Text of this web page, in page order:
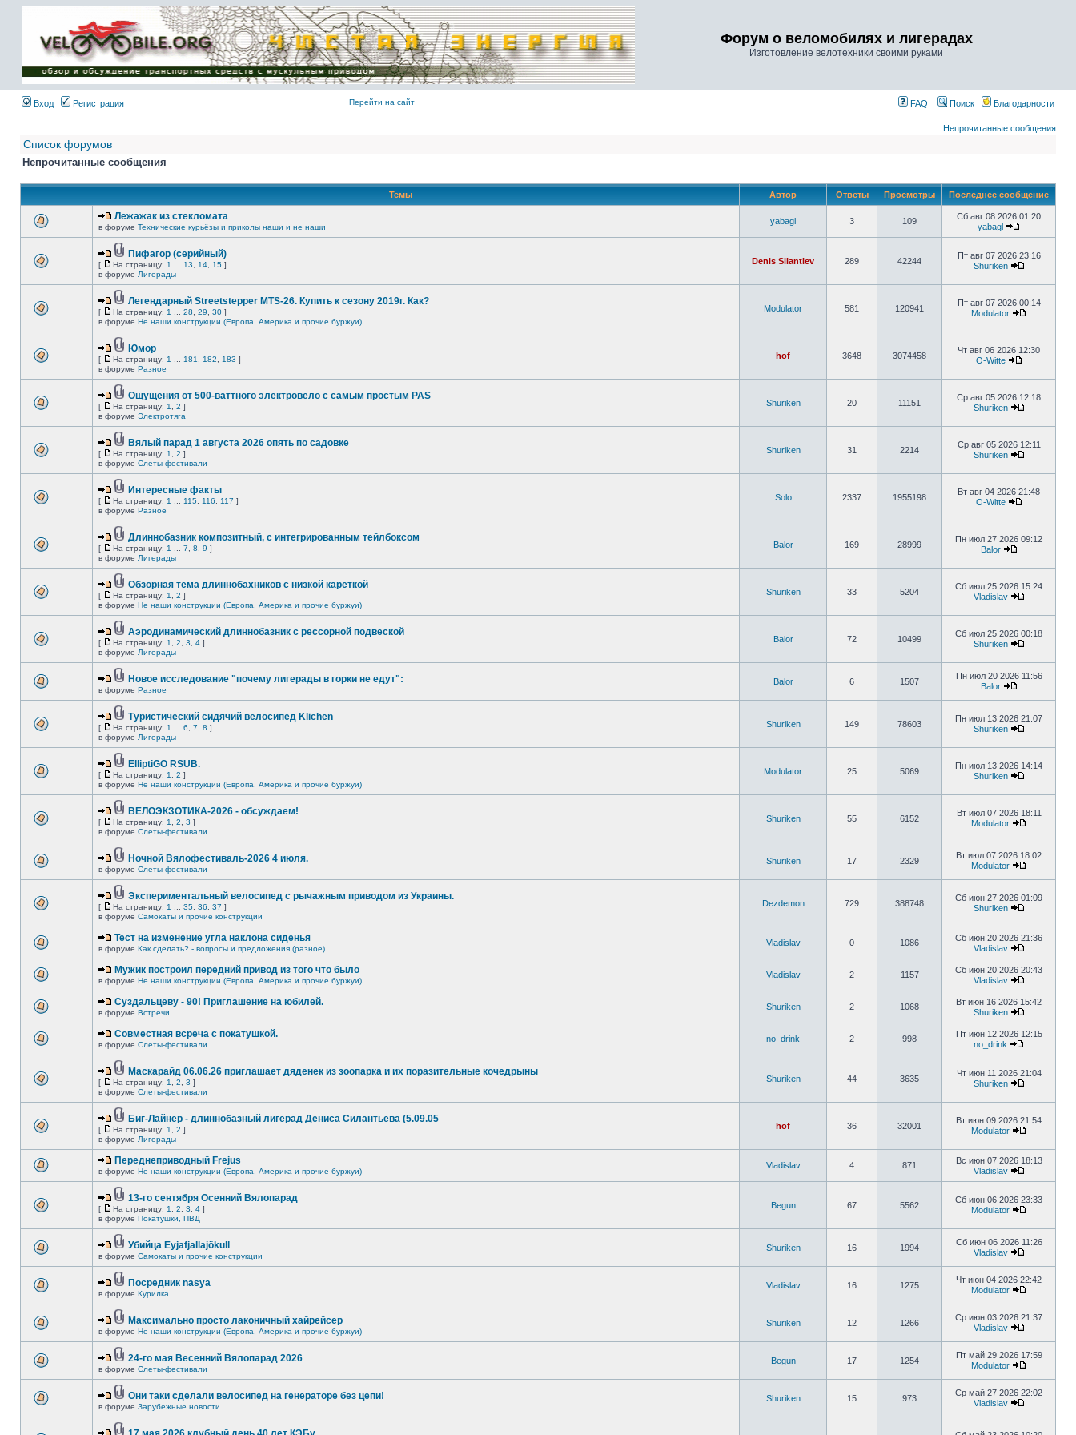
Имя пользователя:
Пароль:
{ LOG_ME_IN_SHORT
}
Форум о веломобилях и лигерадах
Изготовление велотехники своими руками
Вход Регистрация Перейти на сайт FAQ Поиск Благодарности
Непрочитанные сообщения
Список форумов
Непрочитанные сообщения
Темы Автор Ответы Просмотры Последнее сообщение
Лежажак из стекломата
в форуме Технические курьёзы и приколы наши и не наши
yabagl 3 109
Сб авг 08 2026 01:20
yabagl
Пифагор (серийный)
[ На страницу: 1 13 14 15 ]
в форуме Лигерады
Denis Silantiev 289 42244
Пт авг 07 2026 23:16
Shuriken
Легендарный Streetstepper MTS-26. Купить к сезону 2019г. Как?
[ На страницу: 1 28 29 30 ]
в форуме Не наши конструкции (Европа, Америка и прочие буржуи)
Modulator 581 120941
Пт авг 07 2026 00:14
Modulator
Юмор
[ На страницу: 1 181 182 183 ]
в форуме Разное
hof 3648 3074458
Чт авг 06 2026 12:30
O-Witte
Ощущения от 500-ваттного электровело с самым простым PAS
[ На страницу: 1 2 ]
в форуме Электротяга
Shuriken 20 11151
Ср авг 05 2026 12:18
Shuriken
Вялый парад 1 августа 2026 опять по садовке
[ На страницу: 1 2 ]
в форуме Слеты-фестивали
Shuriken 31 2214
Ср авг 05 2026 12:11
Shuriken
Интересные факты
[ На страницу: 1 115 116 117 ]
в форуме Разное
Solo 2337 1955198
Вт авг 04 2026 21:48
O-Witte
Длиннобазник композитный, с интегрированным тейлбоксом
[ На страницу: 1 7 8 9 ]
в форуме Лигерады
Balor 169 28999
Пн июл 27 2026 09:12
Balor
Обзорная тема длиннобахников с низкой кареткой
[ На страницу: 1 2 ]
в форуме Не наши конструкции (Европа, Америка и прочие буржуи)
Shuriken 33 5204
Сб июл 25 2026 15:24
Vladislav
Аэродинамический длиннобазник с рессорной подвеской
[ На страницу: 1 2 3 4 ]
в форуме Лигерады
Balor 72 10499
Сб июл 25 2026 00:18
Shuriken
Новое исследование "почему лигерады в горки не едут":
в форуме Разное
Balor 6 1507
Пн июл 20 2026 11:56
Balor
Туристический сидячий велосипед Klichen
[ На страницу: 1 6 7 8 ]
в форуме Лигерады
Shuriken 149 78603
Пн июл 13 2026 21:07
Shuriken
ElliptiGO RSUB.
[ На страницу: 1 2 ]
в форуме Не наши конструкции (Европа, Америка и прочие буржуи)
Modulator 25 5069
Пн июл 13 2026 14:14
Shuriken
ВЕЛОЭКЗОТИКА-2026 - обсуждаем!
[ На страницу: 1 2 3 ]
в форуме Слеты-фестивали
Shuriken 55 6152
Вт июл 07 2026 18:11
Modulator
Ночной Вялофестиваль-2026 4 июля.
в форуме Слеты-фестивали
Shuriken 17 2329
Вт июл 07 2026 18:02
Modulator
Экспериментальный велосипед с рычажным приводом из Украины.
[ На страницу: 1 35 36 37 ]
в форуме Самокаты и прочие конструкции
Dezdemon 729 388748
Сб июн 27 2026 01:09
Shuriken
Тест на изменение угла наклона сиденья
в форуме Как сделать? - вопросы и предложения (разное)
Vladislav 0 1086
Сб июн 20 2026 21:36
Vladislav
Мужик построил передний привод из того что было
в форуме Не наши конструкции (Европа, Америка и прочие буржуи)
Vladislav 2 1157
Сб июн 20 2026 20:43
Vladislav
Суздальцеву - 90! Приглашение на юбилей.
в форуме Встречи
Shuriken 2 1068
Вт июн 16 2026 15:42
Shuriken
Совместная всреча с покатушкой.
в форуме Слеты-фестивали
no_drink 2 998
Пт июн 12 2026 12:15
no_drink
Маскарайд 06.06.26 приглашает дяденек из зоопарка и их поразительные кочедрыны
[ На страницу: 1 2 3 ]
в форуме Слеты-фестивали
Shuriken 44 3635
Чт июн 11 2026 21:04
Shuriken
Биг-Лайнер - длиннобазный лигерад Дениса Силантьева (5.09.05
[ На страницу: 1 2 ]
в форуме Лигерады
hof 36 32001
Вт июн 09 2026 21:54
Modulator
Переднеприводный Frejus
в форуме Не наши конструкции (Европа, Америка и прочие буржуи)
Vladislav 4 871
Вс июн 07 2026 18:13
Vladislav
13-го сентября Осенний Вялопарад
[ На страницу: 1 2 3 4 ]
в форуме Покатушки, ПВД
Begun 67 5562
Сб июн 06 2026 23:33
Modulator
Убийца Eyjafjallajökull
в форуме Самокаты и прочие конструкции
Shuriken 16 1994
Сб июн 06 2026 11:26
Vladislav
Посредник nasya
в форуме Курилка
Vladislav 16 1275
Чт июн 04 2026 22:42
Modulator
Максимально просто лаконичный хайрейсер
в форуме Не наши конструкции (Европа, Америка и прочие буржуи)
Shuriken 12 1266
Ср июн 03 2026 21:37
Vladislav
24-го мая Весенний Вялопарад 2026
в форуме Слеты-фестивали
Begun 17 1254
Пт май 29 2026 17:59
Modulator
Они таки сделали велосипед на генераторе без цепи!
в форуме Зарубежные новости
Shuriken 15 973
Ср май 27 2026 22:02
Vladislav